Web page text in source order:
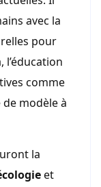
avec la
pour
comme
modèle à
la
et